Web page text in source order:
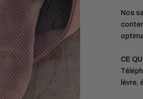
Nos
CE
lèvre,